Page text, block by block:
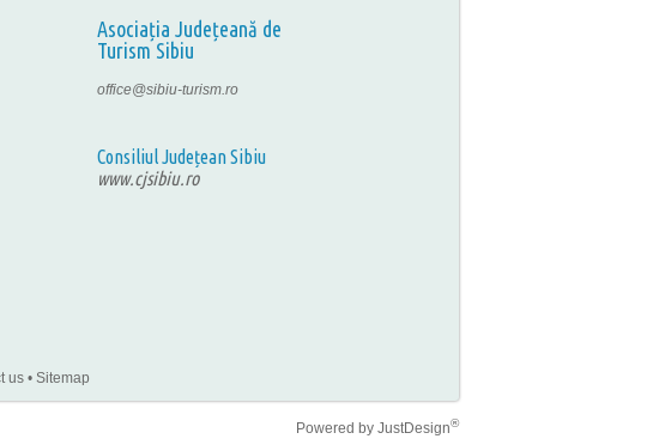
Asociația Județeană de
Turism Sibiu
office@sibiu-turism.ro
Consiliul Județean Sibiu
www.cjsibiu.ro
us• Sitemap
Powered by JustDesign®